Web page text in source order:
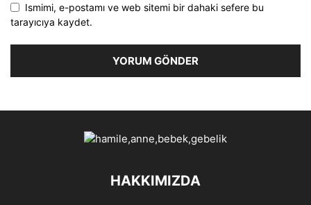
Ismimi, e-postamı ve web sitemi bir dahaki sefere bu
tarayıcıya kaydet.
HAKKIMIZDA